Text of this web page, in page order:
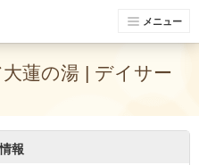
メニュー
蓮の湯 | デイサー
報